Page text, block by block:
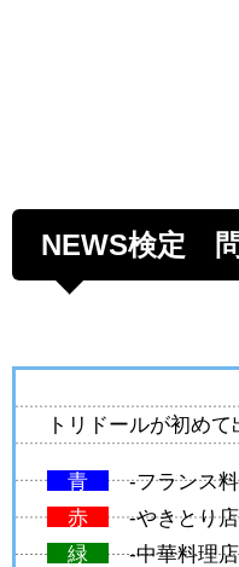
NEWS検定
トリドールが初め
青
-フランス料
赤
-やきとり店
緑
-中華料理店